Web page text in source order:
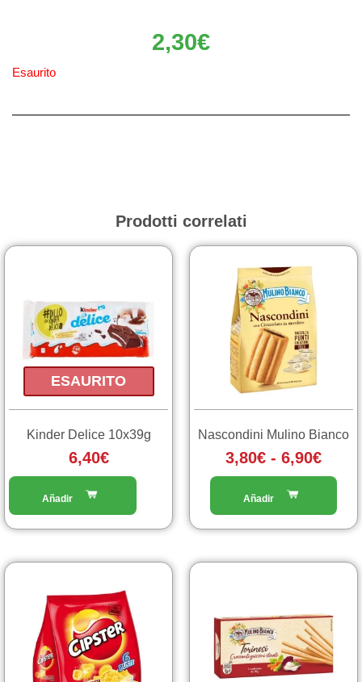
2,30€
Esaurito
Prodotti correlati
ESAURITO
Kinder Delice 10x39g
6,40€
Nascondini Mulino Bianco
3,80€ - 6,90€
varianti.
possono
nella
pagina